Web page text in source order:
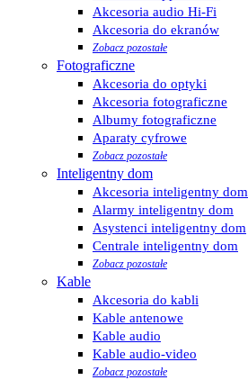
Akcesoria audio Hi-Fi
Akcesoria do ekranów
Zobacz pozostałe
Fotograficzne
Akcesoria do optyki
Akcesoria fotograficzne
Albumy fotograficzne
Aparaty cyfrowe
Zobacz pozostałe
Inteligentny dom
Akcesoria inteligentny dom
Alarmy inteligentny dom
Asystenci inteligentny dom
Centrale inteligentny dom
Zobacz pozostałe
Kable
Akcesoria do kabli
Kable antenowe
Kable audio
Kable audio-video
Zobacz pozostałe